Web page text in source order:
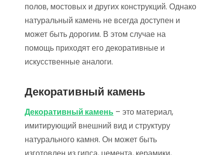
полов, мостовых и других конструкций. Однако
натуральный камень не всегда доступен и
может быть дорогим. В этом случае на
помощь приходят его декоративные и
искусственные аналоги.
Декоративный камень
Декоративный камень – это материал,
имитирующий внешний вид и структуру
натурального камня. Он может быть